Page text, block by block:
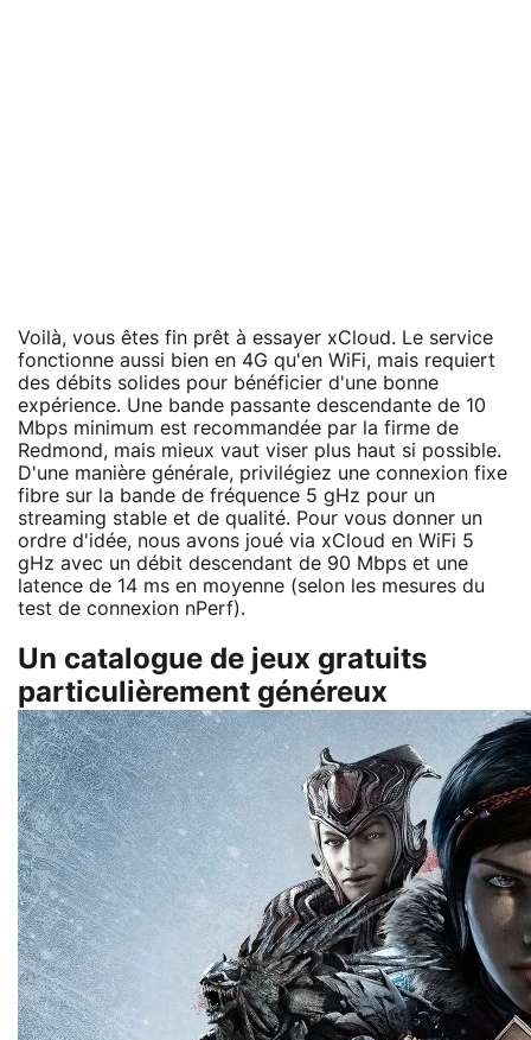
Voilà, vous êtes fin prêt à essayer xCloud. Le service
fonctionne aussi bien en 4G qu'en WiFi, mais requiert
des débits solides pour bénéficier d'une bonne
expérience. Une bande passante descendante de 10
Mbps minimum est recommandée par la firme de
Redmond, mais mieux vaut viser plus haut si possible.
D'une manière générale, privilégiez une connexion fixe
fibre sur la bande de fréquence 5 gHz pour un
streaming stable et de qualité. Pour vous donner un
ordre d'idée, nous avons joué via xCloud en WiFi 5
gHz avec un débit descendant de 90 Mbps et une
latence de 14 ms en moyenne (selon les mesures du
test de connexion nPerf).
Un catalogue de jeux gratuits
particulièrement généreux